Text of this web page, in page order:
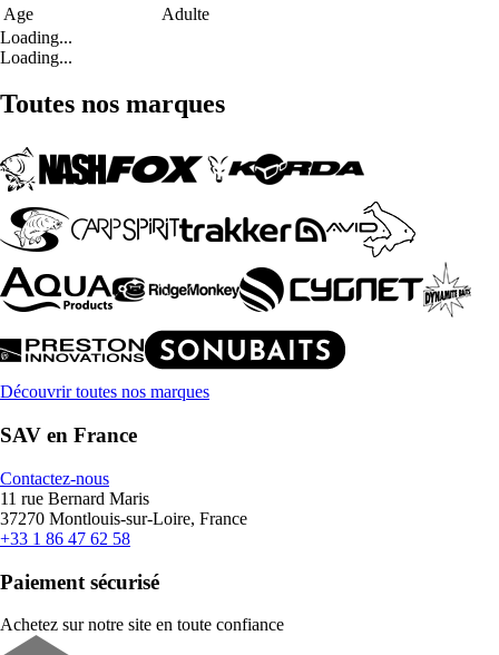
Age
Adulte
Loading...
Loading...
Toutes nos marques
Découvrir toutes nos marques
SAV en France
Contactez-nous
11 rue Bernard Maris
37270 Montlouis-sur-Loire, France
+33 1 86 47 62 58
Paiement sécurisé
Achetez sur notre site en toute confiance